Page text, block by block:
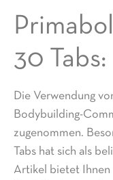
30
Die Verwendung
Bodybuilding-
zugenommen.
Tabs hat sich als
Artikel bietet Ihnen